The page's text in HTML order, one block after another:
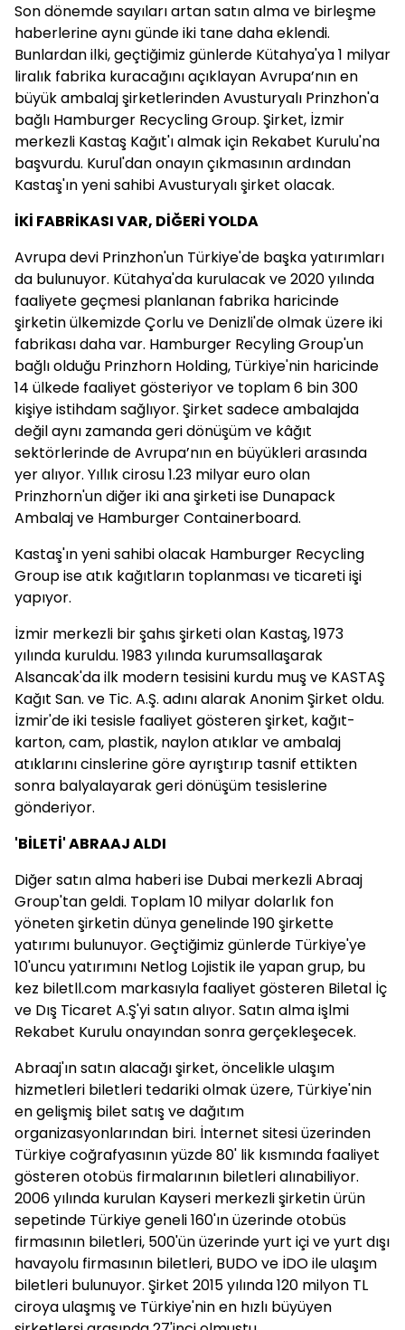
Son dönemde sayıları artan satın alma ve birleşme
haberlerine aynı günde iki tane daha eklendi.
Bunlardan ilki, geçtiğimiz günlerde Kütahya'ya 1 milyar
liralık fabrika kuracağını açıklayan Avrupa’nın en
büyük ambalaj şirketlerinden Avusturyalı Prinzhon'a
bağlı Hamburger Recycling Group. Şirket, İzmir
merkezli Kastaş Kağıt'ı almak için Rekabet Kurulu'na
başvurdu. Kurul'dan onayın çıkmasının ardından
Kastaş'ın yeni sahibi Avusturyalı şirket olacak.
İKİ FABRİKASI VAR, DİĞERİ YOLDA
Avrupa devi Prinzhon'un Türkiye'de başka yatırımları
da bulunuyor. Kütahya'da kurulacak ve 2020 yılında
faaliyete geçmesi planlanan fabrika haricinde
şirketin ülkemizde Çorlu ve Denizli'de olmak üzere iki
fabrikası daha var. Hamburger Recyling Group'un
bağlı olduğu Prinzhorn Holding, Türkiye'nin haricinde
14 ülkede faaliyet gösteriyor ve toplam 6 bin 300
kişiye istihdam sağlıyor. Şirket sadece ambalajda
değil aynı zamanda geri dönüşüm ve kâğıt
sektörlerinde de Avrupa’nın en büyükleri arasında
yer alıyor. Yıllık cirosu 1.23 milyar euro olan
Prinzhorn'un diğer iki ana şirketi ise Dunapack
Ambalaj ve Hamburger Containerboard.
Kastaş'ın yeni sahibi olacak Hamburger Recycling
Group ise atık kağıtların toplanması ve ticareti işi
yapıyor.
İzmir merkezli bir şahıs şirketi olan Kastaş, 1973
yılında kuruldu. 1983 yılında kurumsallaşarak
Alsancak'da ilk modern tesisini kurdu muş ve KASTAŞ
Kağıt San. ve Tic. A.Ş. adını alarak Anonim Şirket oldu.
İzmir'de iki tesisle faaliyet gösteren şirket, kağıt-
karton, cam, plastik, naylon atıklar ve ambalaj
atıklarını cinslerine göre ayrıştırıp tasnif ettikten
sonra balyalayarak geri dönüşüm tesislerine
gönderiyor.
'BİLETİ' ABRAAJ ALDI
Diğer satın alma haberi ise Dubai merkezli Abraaj
Group'tan geldi. Toplam 10 milyar dolarlık fon
yöneten şirketin dünya genelinde 190 şirkette
yatırımı bulunuyor. Geçtiğimiz günlerde Türkiye'ye
10'uncu yatırımını Netlog Lojistik ile yapan grup, bu
kez biletll.com markasıyla faaliyet gösteren Biletal İç
ve Dış Ticaret A.Ş'yi satın alıyor. Satın alma işlmi
Rekabet Kurulu onayından sonra gerçekleşecek.
Abraaj'ın satın alacağı şirket, öncelikle ulaşım
hizmetleri biletleri tedariki olmak üzere, Türkiye'nin
en gelişmiş bilet satış ve dağıtım
organizasyonlarından biri. İnternet sitesi üzerinden
Türkiye coğrafyasının yüzde 80' lik kısmında faaliyet
gösteren otobüs firmalarının biletleri alınabiliyor.
2006 yılında kurulan Kayseri merkezli şirketin ürün
sepetinde Türkiye geneli 160'ın üzerinde otobüs
firmasının biletleri, 500'ün üzerinde yurt içi ve yurt dışı
havayolu firmasının biletleri, BUDO ve İDO ile ulaşım
biletleri bulunuyor. Şirket 2015 yılında 120 milyon TL
ciroya ulaşmış ve Türkiye'nin en hızlı büyüyen